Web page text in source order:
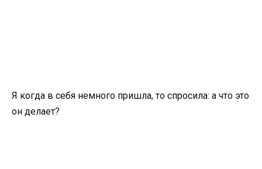
Я когда в себя немного пришла, то спросила: а что это
он делает?